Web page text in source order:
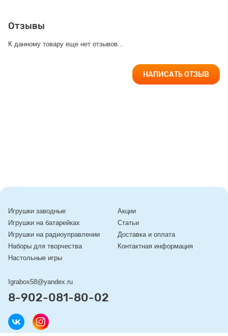
Отзывы
К данному товару еще нет отзывов...
НАПИСАТЬ ОТЗЫВ
Игрушки заводные
Игрушки на батарейках
Игрушки на радиоуправлении
Наборы для творчества
Настольные игры
Акции
Статьи
Доставка и оплата
Контактная информация
Igrabox58@yandex.ru
8-902-081-80-02